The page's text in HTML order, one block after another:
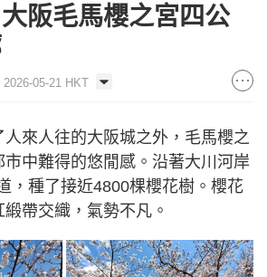
阪毛馬櫻之宮四公
05-21 HKT
來人往的大阪城之外，毛馬櫻之
中難得的悠閒感。沿著大川河岸
，種了接近4800棵櫻花樹。櫻花
帶交織，氣勢不凡。